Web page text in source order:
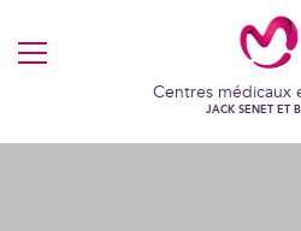
MENU
Centres médicaux
JACK SENET ET